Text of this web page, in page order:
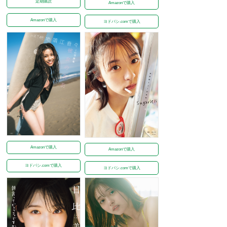
定期購読
Amazonで購入
Amazonで購入
ヨドバシ.comで購入
Amazonで購入
ヨドバシ.comで購入
Amazonで購入
ヨドバシ.comで購入